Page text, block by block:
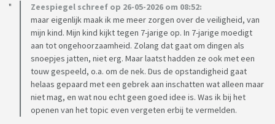
Zeespiegel schreef op 26-05-2026 om 08:52:
maar eigenlijk maak ik me meer zorgen over de veiligheid, van
mijn kind. Mijn kind kijkt tegen 7-jarige op. In 7-jarige moedigt
aan tot ongehoorzaamheid. Zolang dat gaat om dingen als
snoepjes jatten, niet erg. Maar laatst hadden ze ook met een
touw gespeeld, o.a. om de nek. Dus de opstandigheid gaat
helaas gepaard met een gebrek aan inschatten wat alleen maar
niet mag, en wat nou echt geen goed idee is. Was ik bij het
openen van het topic even vergeten erbij te vermelden.